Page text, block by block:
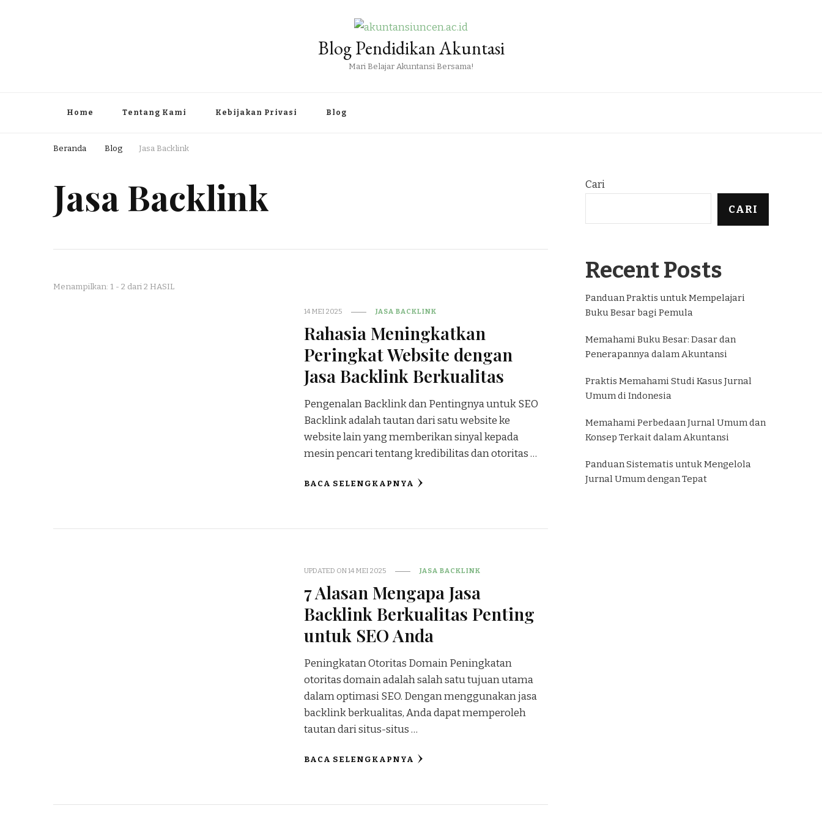
Blog Pendidikan Akuntasi
Mari Belajar Akuntansi Bersama!
Home Tentang Kami Kebijakan Privasi Blog
Beranda Blog Jasa Backlink
Jasa Backlink
Menampilkan: 1 - 2 dari 2 HASIL
14 MEI 2025 JASA BACKLINK
Rahasia Meningkatkan
Peringkat Website dengan
Jasa Backlink Berkualitas
Pengenalan Backlink dan Pentingnya untuk SEO
Backlink adalah tautan dari satu website ke
website lain yang memberikan sinyal kepada
mesin pencari tentang kredibilitas dan otoritas …
BACA SELENGKAPNYA
UPDATED ON14 MEI 2025 JASA BACKLINK
7 Alasan Mengapa Jasa
Backlink Berkualitas Penting
untuk SEO Anda
Peningkatan Otoritas Domain Peningkatan
otoritas domain adalah salah satu tujuan utama
dalam optimasi SEO. Dengan menggunakan jasa
backlink berkualitas, Anda dapat memperoleh
tautan dari situs-situs …
BACA SELENGKAPNYA
Cari
CARI
Recent Posts
Panduan Praktis untuk Mempelajari
Buku Besar bagi Pemula
Memahami Buku Besar: Dasar dan
Penerapannya dalam Akuntansi
Praktis Memahami Studi Kasus Jurnal
Umum di Indonesia
Memahami Perbedaan Jurnal Umum dan
Konsep Terkait dalam Akuntansi
Panduan Sistematis untuk Mengelola
Jurnal Umum dengan Tepat